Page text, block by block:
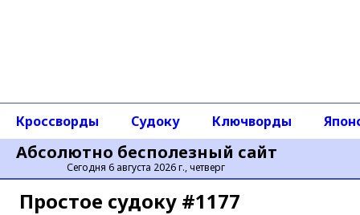
Абсолютно бесполезный сайт
Сегодня 6 августа 2026 г., четверг
Кроссворды Судоку Ключворды
Простое cудоку #1177